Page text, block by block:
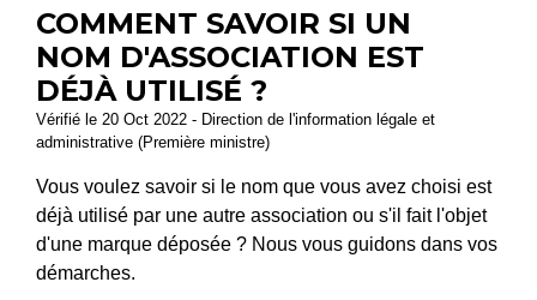
COMMENT SAVOIR SI UN
NOM D'ASSOCIATION EST
DÉJÀ UTILISÉ ?
Vérifié le 20 Oct 2022 - Direction de l'information légale et
administrative (Première ministre)
Vous voulez savoir si le nom que vous avez choisi est
déjà utilisé par une autre association ou s'il fait l'objet
d'une marque déposée ? Nous vous guidons dans vos
démarches.